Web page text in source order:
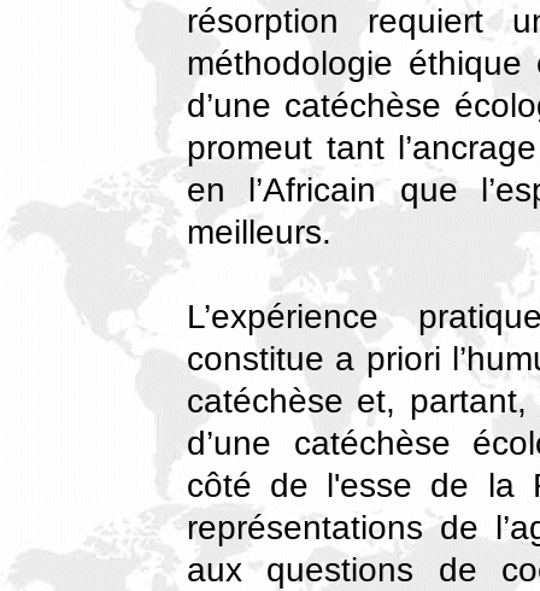
résorption requiert
méthodologie éthique
d’une catéchèse
promeut tant
en l’Africain que
meilleurs.
L’expérience
constitue a priori
catéchèse et,
d’une catéchèse
côté de l'esse de la
représentations de
aux questions de